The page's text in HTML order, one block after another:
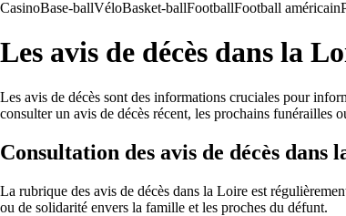
CasinoBase-ballVéloBasket-ballFootballFootball américain
Les avis de décès dans la
Les avis de décès sont des informations cruciales pour
consulter un avis de décès récent, les prochains funérailles
Consultation des avis de décès dans
La rubrique des avis de décès dans la Loire est
ou de solidarité envers la famille et les proches du défunt.